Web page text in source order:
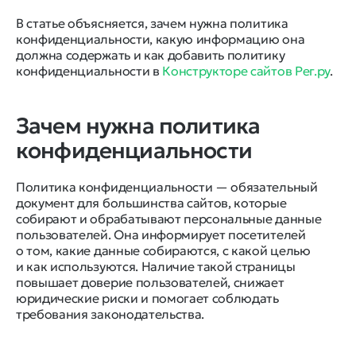
В статье объясняется, зачем нужна политика
конфиденциальности, какую информацию она
должна содержать и как добавить политику
конфиденциальности в Конструкторе сайтов Рег.ру.
Зачем нужна политика
конфиденциальности
Политика конфиденциальности — обязательный
документ для большинства сайтов, которые
собирают и обрабатывают персональные данные
пользователей. Она информирует посетителей
о том, какие данные собираются, с какой целью
и как используются. Наличие такой страницы
повышает доверие пользователей, снижает
юридические риски и помогает соблюдать
требования законодательства.